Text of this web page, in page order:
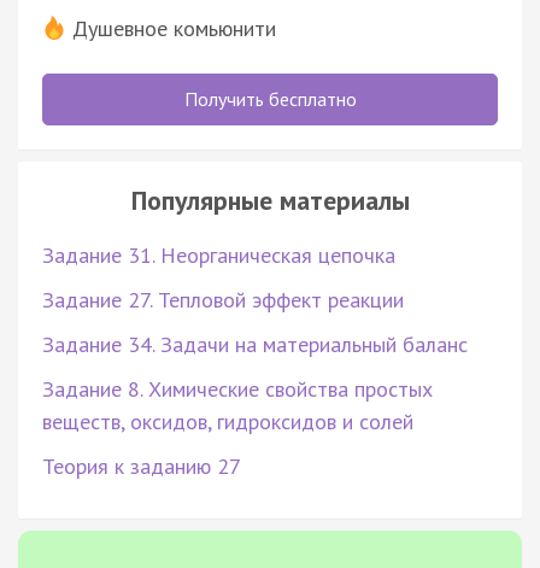
Душевное комьюнити
Получить бесплатно
Популярные материалы
Задание 31. Неорганическая цепочка
Задание 27. Тепловой эффект реакции
Задание 34. Задачи на материальный баланс
Задание 8. Химические свойства простых
веществ, оксидов, гидроксидов и солей
Теория к заданию 27